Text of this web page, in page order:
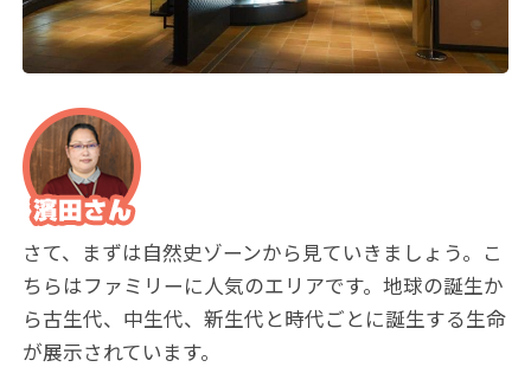
さて、まずは自然史ゾーンから見ていきましょう。こ
ちらはファミリーに人気のエリアです。地球の誕生か
ら古生代、中生代、新生代と時代ごとに誕生する生命
が展示されています。